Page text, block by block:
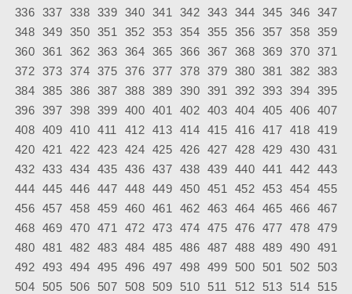
336 337 338 339 340 341 342 343 344 345 346 347
348 349 350 351 352 353 354 355 356 357 358 359
360 361 362 363 364 365 366 367 368 369 370 371
372 373 374 375 376 377 378 379 380 381 382 383
384 385 386 387 388 389 390 391 392 393 394 395
396 397 398 399 400 401 402 403 404 405 406 407
408 409 410 411 412 413 414 415 416 417 418 419
420 421 422 423 424 425 426 427 428 429 430 431
432 433 434 435 436 437 438 439 440 441 442 443
444 445 446 447 448 449 450 451 452 453 454 455
456 457 458 459 460 461 462 463 464 465 466 467
468 469 470 471 472 473 474 475 476 477 478 479
480 481 482 483 484 485 486 487 488 489 490 491
492 493 494 495 496 497 498 499 500 501 502
503
504
505 506 507 508 509 510 511 512 513 514
515